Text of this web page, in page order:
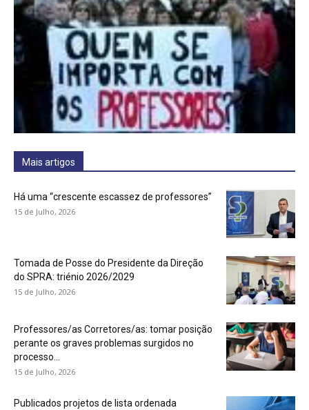
Mais artigos
Há uma “crescente escassez de professores”
15 de Julho, 2026
Tomada de Posse do Presidente da Direção
do SPRA: triénio 2026/2029
15 de Julho, 2026
Professores/as Corretores/as: tomar posição
perante os graves problemas surgidos no
processo...
15 de Julho, 2026
Publicados projetos de lista ordenada